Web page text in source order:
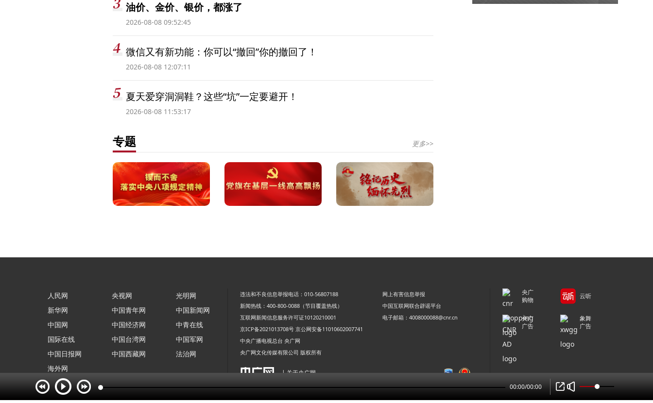
油价、金价、银价，都涨了
2026-08-08 09:52:45
微信又有新功能：你可以“撤回”你的撤回了！
2026-08-08 12:07:11
夏天爱穿洞洞鞋？这些“坑”一定要避开！
2026-08-08 11:53:17
专题 更多>>
人民网
新华网
中国网
国际在线
中国日报网
海外网
央视网
中国青年网
中国经济网
中国台湾网
中国西藏网
光明网
中国新闻网
中青在线
中国军网
法治网
违法和不良信息举报电话：010-56807188
网上有害信息举报
新闻热线：400-800-0088（节目覆盖热线）
中国互联网联合辟谣平台
互联网新闻信息服务许可证10120210001
电子邮箱：4008000088@cnr.cn
京ICP备2021013708号 京公网安备11010602007741
中央广播电视总台 央广网
央广网文化传媒有限公司 版权所有
| 关于央广网
央广
购物
云听
央广
广告
象舞
广告
00:00/00:00